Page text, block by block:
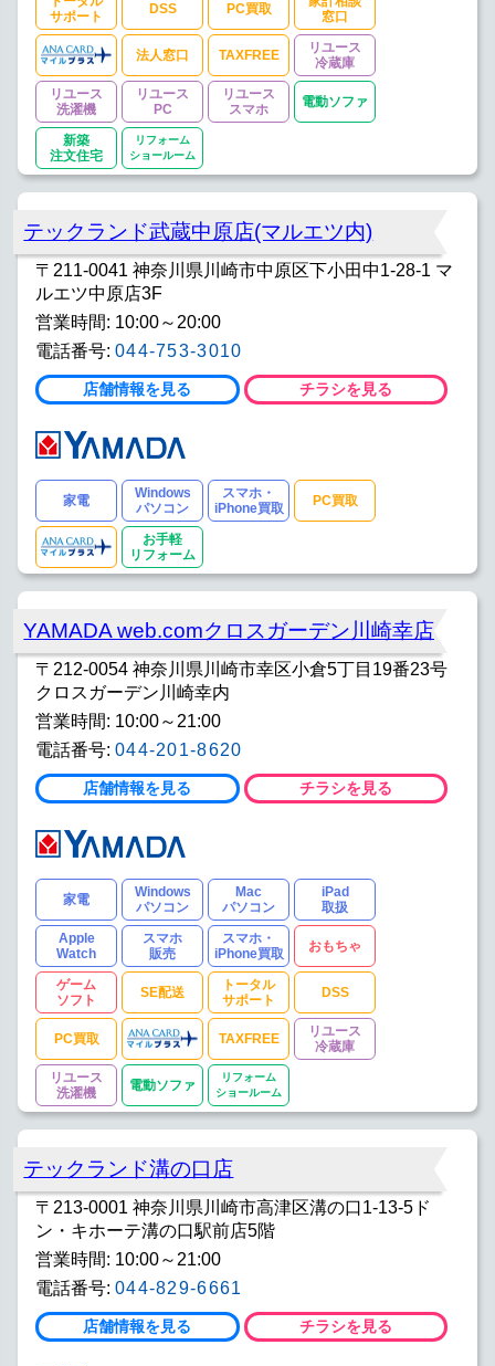
サポート
DSS PC買取
窓口
法人窓口 TAXFREE
リユース
冷蔵庫
リユース
洗濯機
リユース
PC
リユース
スマホ
電動ソファ
新築
注文住宅
リフォーム
ショールーム
テックランド武蔵中原店(マルエツ内)
〒211-0041 神奈川県川崎市中原区下小田中1-28-1 マ
ルエツ中原店3F
営業時間: 10:00～20:00
電話番号: 044-753-3010
店舗情報を見る チラシを見る
家電
Windows
パソコン
スマホ・
iPhone買取
PC買取
お手軽
リフォーム
YAMADA web.comクロスガーデン川崎幸店
〒212-0054 神奈川県川崎市幸区小倉5丁目19番23号
クロスガーデン川崎幸内
営業時間: 10:00～21:00
電話番号: 044-201-8620
店舗情報を見る チラシを見る
家電
Windows
パソコン
Mac
パソコン
iPad
取扱
Apple
Watch
スマホ
販売
スマホ・
iPhone買取
おもちゃ
ゲーム
ソフト
SE配送
トータル
サポート
DSS
PC買取 TAXFREE
リユース
冷蔵庫
リユース
洗濯機
電動ソファ
リフォーム
ショールーム
テックランド溝の口店
〒213-0001 神奈川県川崎市高津区溝の口1-13-5ド
ン・キホーテ溝の口駅前店5階
営業時間: 10:00～21:00
電話番号: 044-829-6661
店舗情報を見る チラシを見る